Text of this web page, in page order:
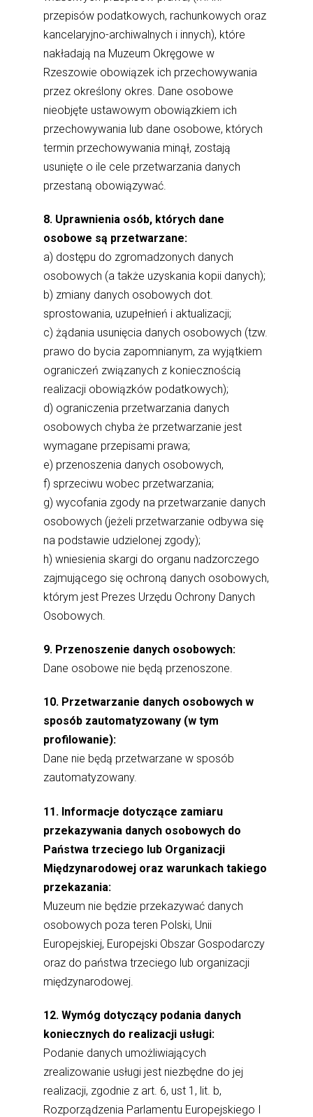
przepisów podatkowych, rachunkowych oraz
kancelaryjno-archiwalnych i innych), które
nakładają na Muzeum Okręgowe w
Rzeszowie obowiązek ich przechowywania
przez określony okres. Dane osobowe
nieobjęte ustawowym obowiązkiem ich
przechowywania lub dane osobowe, których
termin przechowywania minął, zostają
usunięte o ile cele przetwarzania danych
przestaną obowiązywać.
8. Uprawnienia osób, których dane
osobowe są przetwarzane:
a) dostępu do zgromadzonych danych
osobowych (a także uzyskania kopii danych);
b) zmiany danych osobowych dot.
sprostowania, uzupełnień i aktualizacji;
c) żądania usunięcia danych osobowych (tzw.
prawo do bycia zapomnianym, za wyjątkiem
ograniczeń związanych z koniecznością
realizacji obowiązków podatkowych);
d) ograniczenia przetwarzania danych
osobowych chyba że przetwarzanie jest
wymagane przepisami prawa;
e) przenoszenia danych osobowych,
f) sprzeciwu wobec przetwarzania;
g) wycofania zgody na przetwarzanie danych
osobowych (jeżeli przetwarzanie odbywa się
na podstawie udzielonej zgody);
h) wniesienia skargi do organu nadzorczego
zajmującego się ochroną danych osobowych,
którym jest Prezes Urzędu Ochrony Danych
Osobowych.
9. Przenoszenie danych osobowych:
Dane osobowe nie będą przenoszone.
10. Przetwarzanie danych osobowych w
sposób zautomatyzowany (w tym
profilowanie):
Dane nie będą przetwarzane w sposób
zautomatyzowany.
11. Informacje dotyczące zamiaru
przekazywania danych osobowych do
Państwa trzeciego lub Organizacji
Międzynarodowej oraz warunkach takiego
przekazania:
Muzeum nie będzie przekazywać danych
osobowych poza teren Polski, Unii
Europejskiej, Europejski Obszar Gospodarczy
oraz do państwa trzeciego lub organizacji
międzynarodowej.
12. Wymóg dotyczący podania danych
koniecznych do realizacji usługi:
Podanie danych umożliwiających
zrealizowanie usługi jest niezbędne do jej
realizacji, zgodnie z art. 6, ust 1, lit. b,
Rozporządzenia Parlamentu Europejskiego I